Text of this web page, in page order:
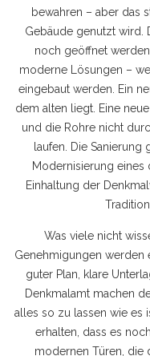
bewahren – aber das
Gebäude genutzt wird.
noch geöffnet
moderne Lösungen –
eingebaut werden. Ein
dem alten liegt. Eine
und die Rohre nicht
laufen. Die Sanierung
Modernisierung eines
Einhaltung der
Was viele nicht
Genehmigungen werden
guter Plan, klare
Denkmalamt machen
alles so zu lassen wie es
erhalten, dass es
modernen Türen, die